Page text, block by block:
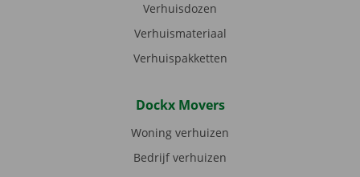
Verhuisdozen
Verhuismateriaal
Verhuispakketten
Dockx Movers
Woning verhuizen
Bedrijf verhuizen